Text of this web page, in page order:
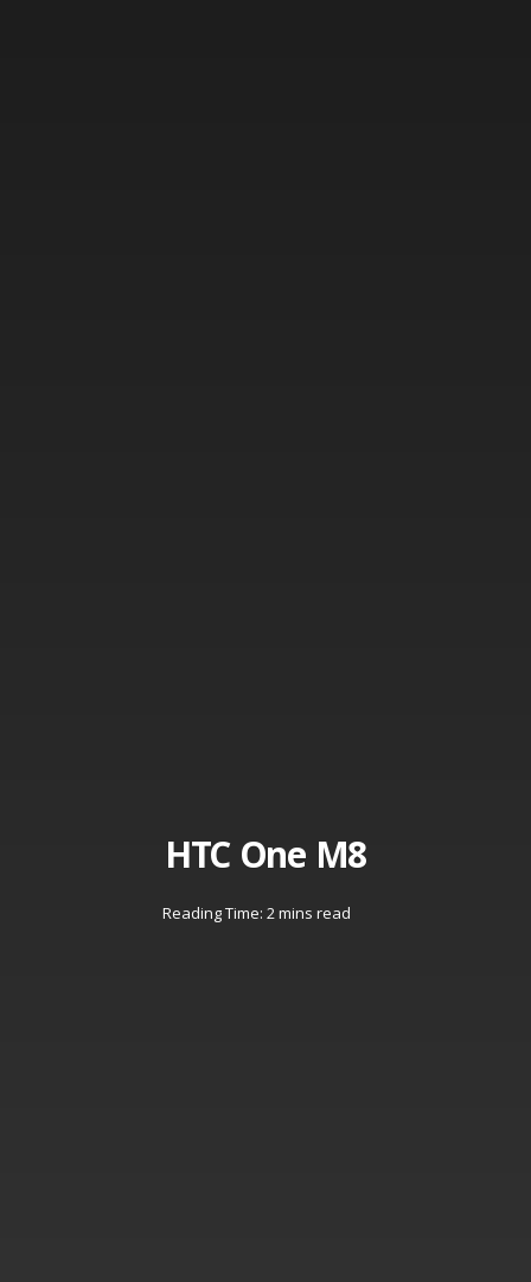
HTC One M8
Reading Time: 2 mins read